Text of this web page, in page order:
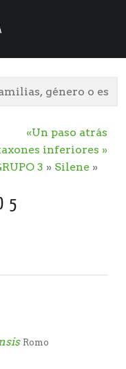
«Un paso atrás
inferiores »
3 » Silene»
5
Romo